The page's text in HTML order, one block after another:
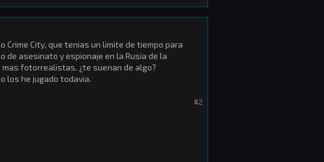
City, que tenias un limite de tiempo para
de asesinato y espionaje en la Rusia de la
fotorrealistas. ¿te suenan de algo?
los he jugado todavia.
#2